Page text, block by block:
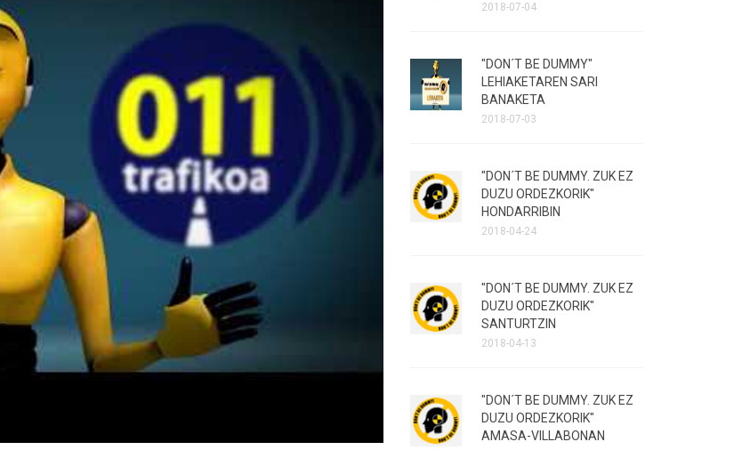
2018-07-04
"DON´T BE DUMMY"
LEHIAKETAREN SARI
BANAKETA
2018-07-03
"DON´T BE DUMMY. ZUK EZ
DUZU ORDEZKORIK"
HONDARRIBIN
2018-04-24
"DON´T BE DUMMY. ZUK EZ
DUZU ORDEZKORIK"
SANTURTZIN
2018-04-13
"DON´T BE DUMMY. ZUK EZ
DUZU ORDEZKORIK"
AMASA-VILLABONAN